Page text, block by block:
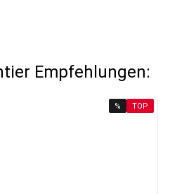
Empfehlungen:
% TOP